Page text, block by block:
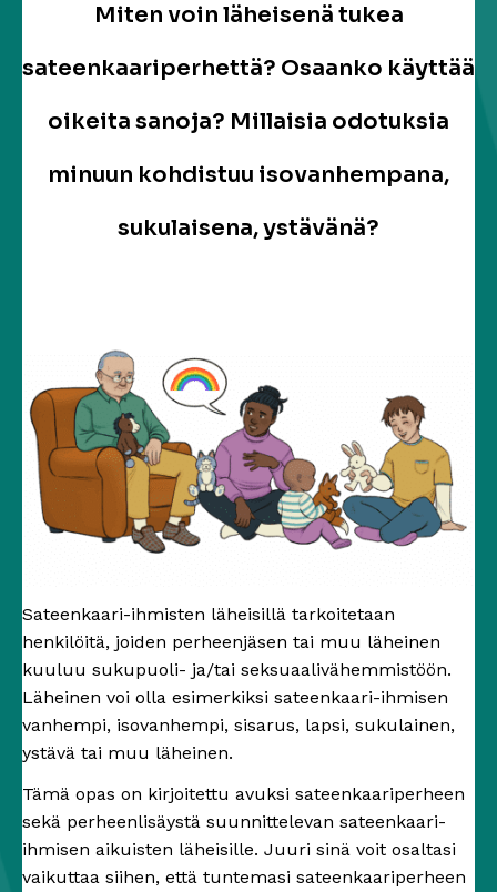
Miten voin läheisenä tukea
sateenkaariperhettä? Osaanko käyttää
oikeita sanoja? Millaisia odotuksia
minuun kohdistuu isovanhempana,
sukulaisena, ystävänä?
Sateenkaari-ihmisten läheisillä tarkoitetaan
henkilöitä, joiden perheenjäsen tai muu läheinen
kuuluu sukupuoli- ja/tai seksuaalivähemmistöön.
Läheinen voi olla esimerkiksi sateenkaari-ihmisen
vanhempi, isovanhempi, sisarus, lapsi, sukulainen,
ystävä tai muu läheinen.
Tämä opas on kirjoitettu avuksi sateenkaariperheen
sekä perheenlisäystä suunnittelevan sateenkaari-
ihmisen aikuisten läheisille. Juuri sinä voit osaltasi
vaikuttaa siihen, että tuntemasi sateenkaariperheen